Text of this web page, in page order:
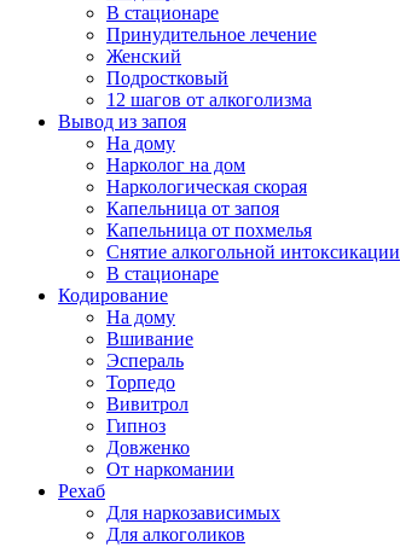
В стационаре
Принудительное лечение
Женский
Подростковый
12 шагов от алкоголизма
Вывод из запоя
На дому
Нарколог на дом
Наркологическая скорая
Капельница от запоя
Капельница от похмелья
Снятие алкогольной интоксикации
В стационаре
Кодирование
На дому
Вшивание
Эспераль
Торпедо
Вивитрол
Гипноз
Довженко
От наркомании
Рехаб
Для наркозависимых
Для алкоголиков